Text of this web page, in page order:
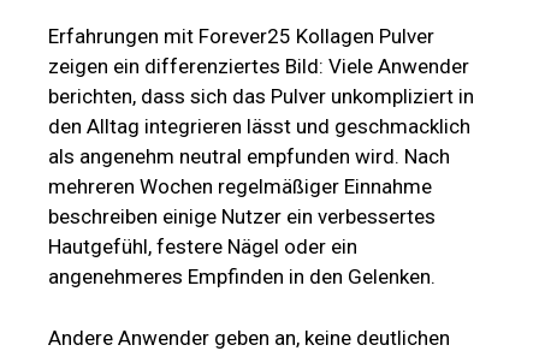
Erfahrungen mit Forever25 Kollagen Pulver
zeigen ein differenziertes Bild: Viele Anwender
berichten, dass sich das Pulver unkompliziert in
den Alltag integrieren lässt und geschmacklich
als angenehm neutral empfunden wird. Nach
mehreren Wochen regelmäßiger Einnahme
beschreiben einige Nutzer ein verbessertes
Hautgefühl, festere Nägel oder ein
angenehmeres Empfinden in den Gelenken.
Andere Anwender geben an, keine deutlichen